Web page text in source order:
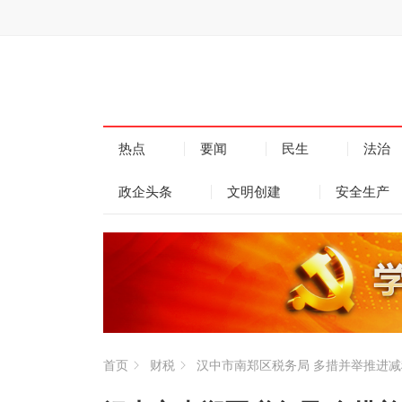
热点 要闻 民生 法治
政企头条 文明创建 安全生产
首页 财税 汉中市南郑区税务局 多措并举推进